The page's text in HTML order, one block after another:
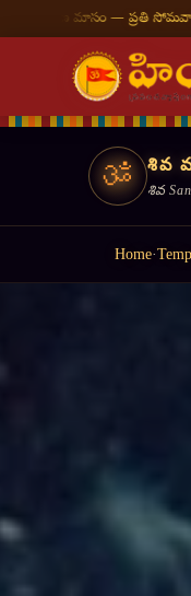
శివాలయ దర్శనం🌸 వినాయక
ॐ శివ
శివ
Home·